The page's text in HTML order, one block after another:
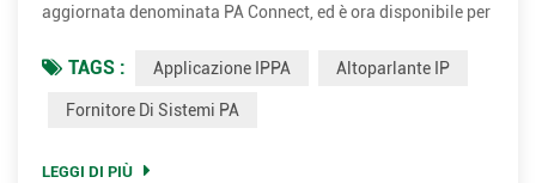
aggiornata denominata PA Connect, ed è ora disponibile per
utilizzi un iPhone, puoi scaricare PA Connect dall'App Store
iOS. Cerca semplicemente "PA Connect" e installa l'app per
TAGS : Applicazione IPPA Altoparlante IP
Fornitore Di Sistemi PA
LEGGI DI PIÙ